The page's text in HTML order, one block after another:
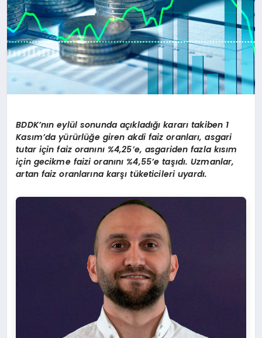
BDDK’nın eylül sonunda açıkladığı kararı takiben 1
Kasım’da yürürlüğe giren akdi faiz oranları, asgari
tutar için faiz oranını %4,25’e, asgariden fazla kısım
için gecikme faizi oranını %4,55’e taşıdı. Uzmanlar,
artan faiz oranlarına karşı tüketicileri uyardı.